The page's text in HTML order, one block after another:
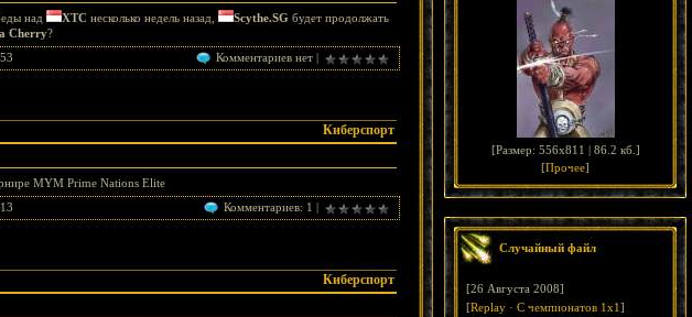
над XTC несколько недель назад, Scythe.SG будет продолжать
Cherry?
Комментариев нет |
Киберспорт
MYM Prime Nations Elite
Комментариев: 1 |
Киберспорт
[Размер: 556x811 | 86.2 кб. ]
[Прочее]
Случайный файл
[26 Августа 2008]
[Replay · С чемпионатов 1х1]